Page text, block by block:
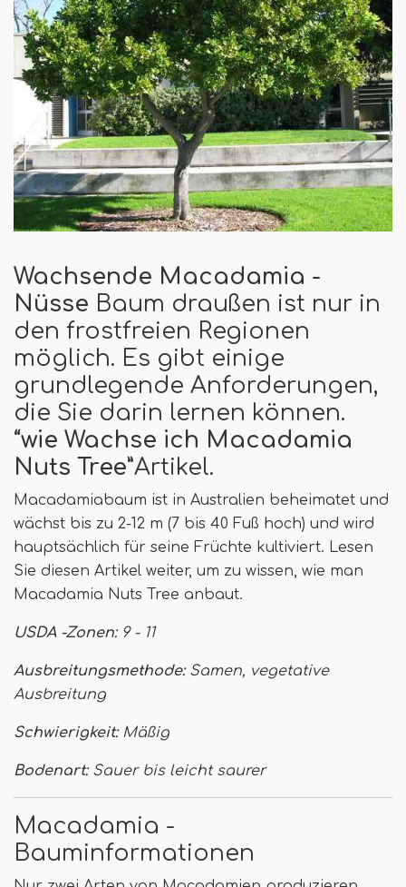
Wachsende Macadamia -
Nüsse Baum draußen ist nur in
den frostfreien Regionen
möglich. Es gibt einige
grundlegende Anforderungen,
die Sie darin lernen können.
“wie Wachse ich Macadamia
Nuts Tree”Artikel.
Macadamiabaum ist in Australien beheimatet und
wächst bis zu 2-12 m (7 bis 40 Fuß hoch) und wird
hauptsächlich für seine Früchte kultiviert. Lesen
Sie diesen Artikel weiter, um zu wissen, wie man
Macadamia Nuts Tree anbaut.
USDA -Zonen: 9 - 11
Ausbreitungsmethode: Samen, vegetative
Ausbreitung
Schwierigkeit: Mäßig
Bodenart: Sauer bis leicht saurer
Macadamia -
Bauminformationen